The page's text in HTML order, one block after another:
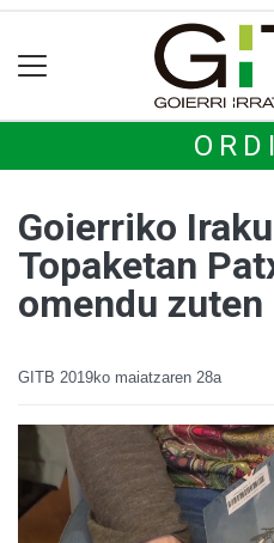
Goierriko
Topaketan
omendu zuten
GITB 2019ko maiatzaren 28a